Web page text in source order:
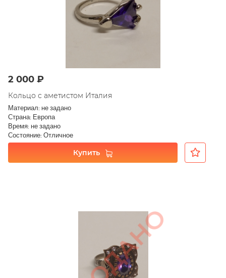
2 000 ₽
Кольцо с аметистом Италия
Материал: не задано
Страна: Европа
Время: не задано
Состояние: Отличное
Купить